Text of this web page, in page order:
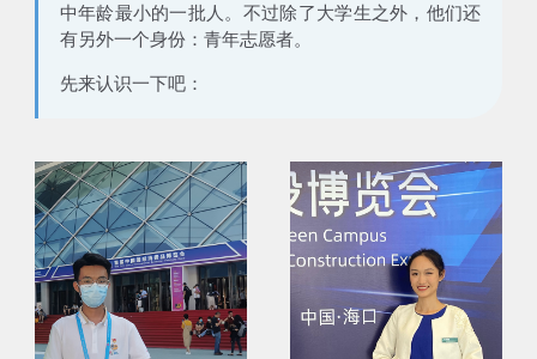
中年龄最小的一批人。不过除了大学生之外，他们还
有另外一个身份： 青年志愿者。
先来认识一下吧：